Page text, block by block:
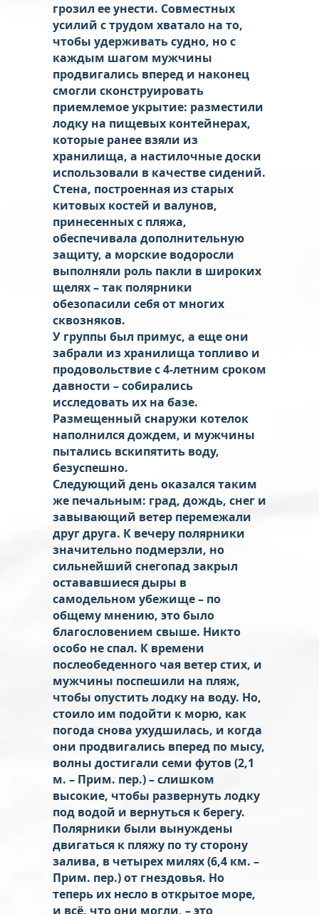
грозил ее унести. Совместных
усилий с трудом хватало на то,
чтобы удерживать судно, но с
каждым шагом мужчины
продвигались вперед и наконец
смогли сконструировать
приемлемое укрытие: разместили
лодку на пищевых контейнерах,
которые ранее взяли из
хранилища, а настилочные доски
использовали в качестве сидений.
Стена, построенная из старых
китовых костей и валунов,
принесенных с пляжа,
обеспечивала дополнительную
защиту, а морские водоросли
выполняли роль пакли в широких
щелях – так полярники
обезопасили себя от многих
сквозняков.
У группы был примус, а еще они
забрали из хранилища топливо и
продовольствие с 4-летним сроком
давности – собирались
исследовать их на базе.
Размещенный снаружи котелок
наполнился дождем, и мужчины
пытались вскипятить воду,
безуспешно.
Следующий день оказался таким
же печальным: град, дождь, снег и
завывающий ветер перемежали
друг друга. К вечеру полярники
значительно подмерзли, но
сильнейший снегопад закрыл
остававшиеся дыры в
самодельном убежище – по
общему мнению, это было
благословением свыше. Никто
особо не спал. К времени
послеобеденного чая ветер стих, и
мужчины поспешили на пляж,
чтобы опустить лодку на воду. Но,
стоило им подойти к морю, как
погода снова ухудшилась, и когда
они продвигались вперед по мысу,
волны достигали семи футов (2,1
м. – Прим. пер.) – слишком
высокие, чтобы развернуть лодку
под водой и вернуться к берегу.
Полярники были вынуждены
двигаться к пляжу по ту сторону
залива, в четырех милях (6,4 км. –
Прим. пер.) от гнездовья. Но
теперь их несло в открытое море,
и всё, что они могли, – это